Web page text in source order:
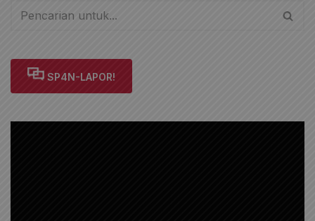
SP4N-LAPOR!